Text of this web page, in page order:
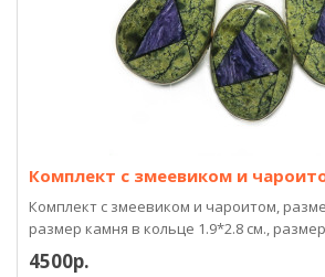
Комплект с змеевиком и
Комплект с змеевиком и чароитом,
размер камня в кольце 1.9*2.8 см.,
4500р.